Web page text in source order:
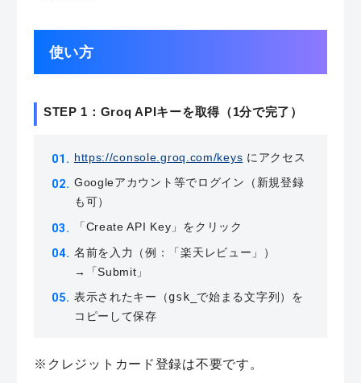
使い方
STEP 1：Groq APIキーを取得（1分で完了）
https://console.groq.com/keys にアクセス
Googleアカウント等でログイン（新規登録
も可）
「Create API Key」をクリック
名前を入力（例：「楽天レビュー」）
→「Submit」
表示されたキー（gsk_ で始まる文字列）を
コピーして保存
※クレジットカード登録は不要です。